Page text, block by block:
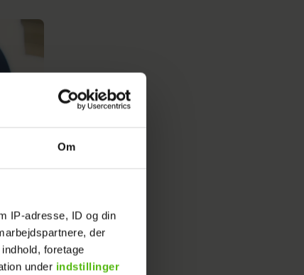
Om
IP-adresse, ID og din
der
foretage
under indstillinger